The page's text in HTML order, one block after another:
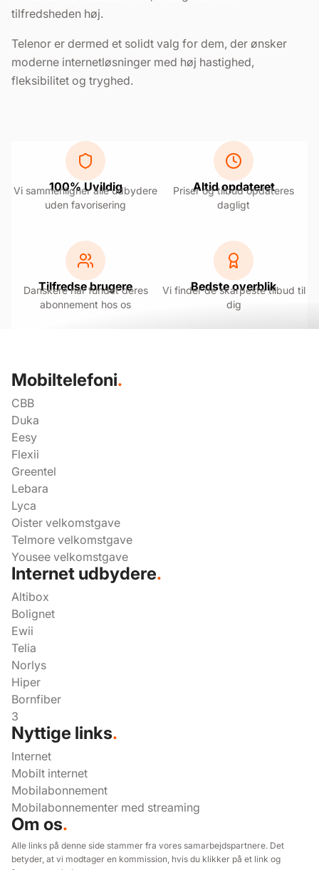
tilfredsheden høj.
Telenor er dermed et solidt valg for dem, der ønsker
moderne internetløsninger med høj hastighed,
fleksibilitet og tryghed.
100% Uvildig
Vi sammenligner alle udbydere
uden favorisering
Altid opdateret
Priser og tilbud opdateres
dagligt
Tilfredse brugere
Danskere har fundet deres
abonnement hos os
Bedste overblik
Vi finder de skarpeste tilbud til
dig
Mobiltelefoni.
CBB
Duka
Eesy
Flexii
Greentel
Lebara
Lyca
Oister velkomstgave
Telmore velkomstgave
Yousee velkomstgave
Internet udbydere.
Altibox
Bolignet
Ewii
Telia
Norlys
Hiper
Bornfiber
3
Nyttige links.
Internet
Mobilt internet
Mobilabonnement
Mobilabonnementer med streaming
Om os.